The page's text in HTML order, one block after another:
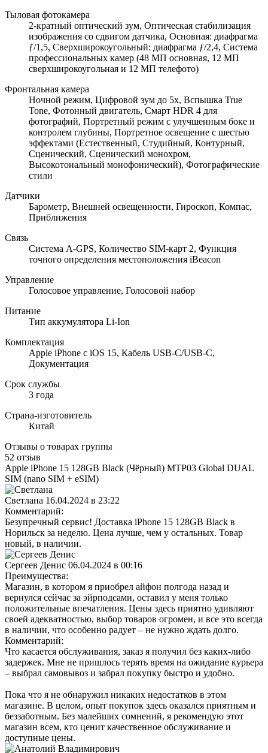
Тыловая фотокамера
2-кратный оптический зум, Оптическая стабилизация
изображения со сдвигом датчика, Основная: диафрагма
ƒ/1,5, Сверхширокоугольный: диафрагма ƒ/2,4, Система
профессиональных камер (48 МП основная, 12 МП
сверхширокоугольная и 12 МП телефото)
Фронтальная камера
Ночной режим, Цифровой зум до 5x, Вспышка True
Tone, Фотонный двигатель, Смарт HDR 4 для
фотографий, Портретный режим с улучшенным боке и
контролем глубины, Портретное освещение с шестью
эффектами (Естественный, Студийный, Контурный,
Сценический, Сценический монохром,
Высокотональный монофонический), Фотографические
стили
Датчики
Барометр, Внешней освещенности, Гироскоп, Компас,
Приближения
Связь
Cистема A-GPS, Количество SIM-карт 2, Функция
точного определения местоположения iBeacon
Управление
Голосовое управление, Голосовой набор
Питание
Тип аккумулятора Li-Ion
Комплектация
Apple iPhone с iOS 15, Кабель USB‑C/USB‑C,
Документация
Срок службы
3 года
Страна-изготовитель
Китай
Отзывы о товарах группы
52 отзыв
Apple iPhone 15 128GB Black (Чёрный) MTP03 Global DUAL
SIM (nano SIM + eSIM)
Светлана 16.04.2024 в 23:22
Комментарий:
Безупречный сервис! Доставка iPhone 15 128GB Black в
Норильск за неделю. Цена лучше, чем у остальных. Товар
новый, в наличии.
Сергеев Денис 06.04.2024 в 00:16
Преимущества:
Магазин, в котором я приобрел айфон полгода назад и
вернулся сейчас за эйрподсами, оставил у меня только
положительные впечатления. Цены здесь приятно удивляют
своей адекватностью, выбор товаров огромен, и все это всегда
в наличии, что особенно радует – не нужно ждать долго.
Комментарий:
Что касается обслуживания, заказ я получил без каких-либо
задержек. Мне не пришлось терять время на ожидание курьера
– выбрал самовывоз и забрал покупку быстро и удобно.
Пока что я не обнаружил никаких недостатков в этом
магазине. В целом, опыт покупок здесь оказался приятным и
беззаботным. Без малейших сомнений, я рекомендую этот
магазин всем, кто ценит качественное обслуживание и
доступные цены.